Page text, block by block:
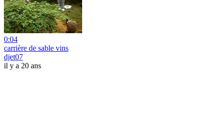
0:04
carrière de sable vins
djet07
il y a 20 ans